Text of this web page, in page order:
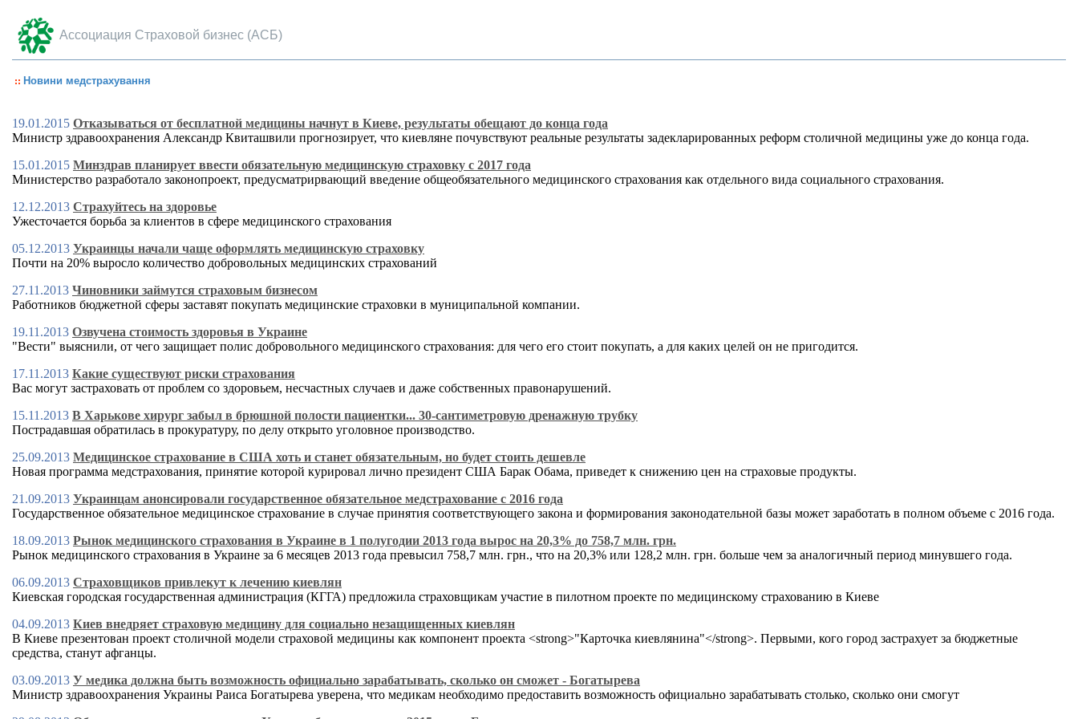
Ассоциация Страховой бизнес (АСБ)
Новини медстрахування
19.01.2015 Отказываться от бесплатной медицины начнут в Киеве, результаты обещают до конца года
Министр здравоохранения Александр Квиташвили прогнозирует, что киевляне почувствуют реальные результаты задекларированных реформ столичной медицины уже до конца года.
15.01.2015 Минздрав планирует ввести обязательную медицинскую страховку с 2017 года
Министерство разработало законопроект, предусматрирвающий введение общеобязательного медицинского страхования как отдельного вида социального страхования.
12.12.2013 Страхуйтесь на здоровье
Ужесточается борьба за клиентов в сфере медицинского страхования
05.12.2013 Украинцы начали чаще оформлять медицинскую страховку
Почти на 20% выросло количество добровольных медицинских страхований
27.11.2013 Чиновники займутся страховым бизнесом
Работников бюджетной сферы заставят покупать медицинские страховки в муниципальной компании.
19.11.2013 Озвучена стоимость здоровья в Украине
"Вести" выяснили, от чего защищает полис добровольного медицинского страхования: для чего его стоит покупать, а для каких целей он не пригодится.
17.11.2013 Какие существуют риски страхования
Вас могут застраховать от проблем со здоровьем, несчастных случаев и даже собственных правонарушений.
15.11.2013 В Харькове хирург забыл в брюшной полости пациентки... 30-сантиметровую дренажную трубку
Пострадавшая обратилась в прокуратуру, по делу открыто уголовное производство.
25.09.2013 Медицинское страхование в США хоть и станет обязательным, но будет стоить дешевле
Новая программа медстрахования, принятие которой курировал лично президент США Барак Обама, приведет к снижению цен на страховые продукты.
21.09.2013 Украинцам анонсировали государственное обязательное медстрахование с 2016 года
Государственное обязательное медицинское страхование в случае принятия соответствующего закона и формирования законодательной базы может заработать в полном объеме с 2016 года.
18.09.2013 Рынок медицинского страхования в Украине в 1 полугодии 2013 года вырос на 20,3% до 758,7 млн. грн.
Рынок медицинского страхования в Украине за 6 месяцев 2013 года превысил 758,7 млн. грн., что на 20,3% или 128,2 млн. грн. больше чем за аналогичный период минувшего года.
06.09.2013 Страховщиков привлекут к лечению киевлян
Киевская городская государственная администрация (КГГА) предложила страховщикам участие в пилотном проекте по медицинскому страхованию в Киеве
04.09.2013 Киев внедряет страховую медицину для социально незащищенных киевлян
В Киеве презентован проект столичной модели страховой медицины как компонент проекта <strong>"Карточка киевлянина"</strong>. Первыми, кого город застрахует за бюджетные
средства, станут афганцы.
03.09.2013 У медика должна быть возможность официально зарабатывать, сколько он сможет - Богатырева
Министр здравоохранения Украины Раиса Богатырева уверена, что медикам необходимо предоставить возможность официально зарабатывать столько, сколько они смогут